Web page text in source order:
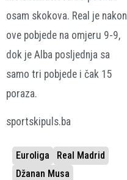
osam skokova. Real je nakon
ove pobjede na omjeru 9-9,
dok je Alba posljednja sa
samo tri pobjede i čak 15
poraza.
sportskipuls.ba
Euroliga
Real Madrid
Džanan Musa